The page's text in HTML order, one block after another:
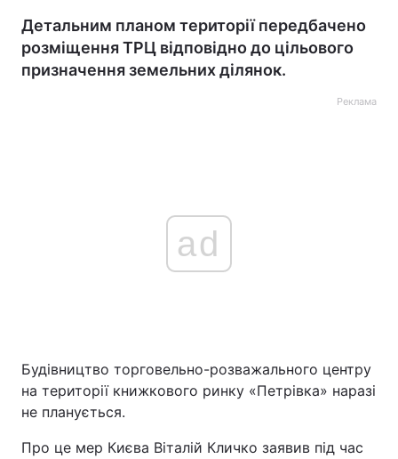
Детальним планом території передбачено
розміщення ТРЦ відповідно до цільового
призначення земельних ділянок.
Реклама
ad
Будівництво торговельно-розважального центру
на території книжкового ринку «Петрівка» наразі
не планується.
Про це мер Києва Віталій Кличко заявив під час